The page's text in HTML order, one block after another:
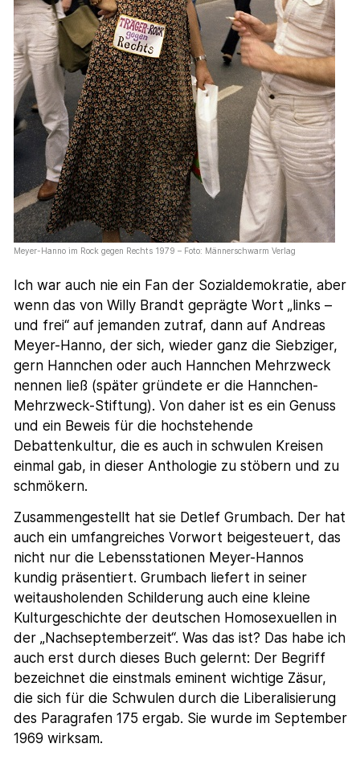
Meyer-Hanno im Rock gegen Rechts 1979 – Foto: Männerschwarm Verlag
Ich war auch nie ein Fan der Sozialdemokratie, aber
wenn das von Willy Brandt geprägte Wort „links –
und frei“ auf jemanden zutraf, dann auf Andreas
Meyer-Hanno, der sich, wieder ganz die Siebziger,
gern Hannchen oder auch Hannchen Mehrzweck
nennen ließ (später gründete er die Hannchen-
Mehrzweck-Stiftung). Von daher ist es ein Genuss
und ein Beweis für die hochstehende
Debattenkultur, die es auch in schwulen Kreisen
einmal gab, in dieser Anthologie zu stöbern und zu
schmökern.
Zusammengestellt hat sie Detlef Grumbach. Der hat
auch ein umfangreiches Vorwort beigesteuert, das
nicht nur die Lebensstationen Meyer-Hannos
kundig präsentiert. Grumbach liefert in seiner
weitausholenden Schilderung auch eine kleine
Kulturgeschichte der deutschen Homosexuellen in
der „Nachseptemberzeit“. Was das ist? Das habe ich
auch erst durch dieses Buch gelernt: Der Begriff
bezeichnet die einstmals eminent wichtige Zäsur,
die sich für die Schwulen durch die Liberalisierung
des Paragrafen 175 ergab. Sie wurde im September
1969 wirksam.